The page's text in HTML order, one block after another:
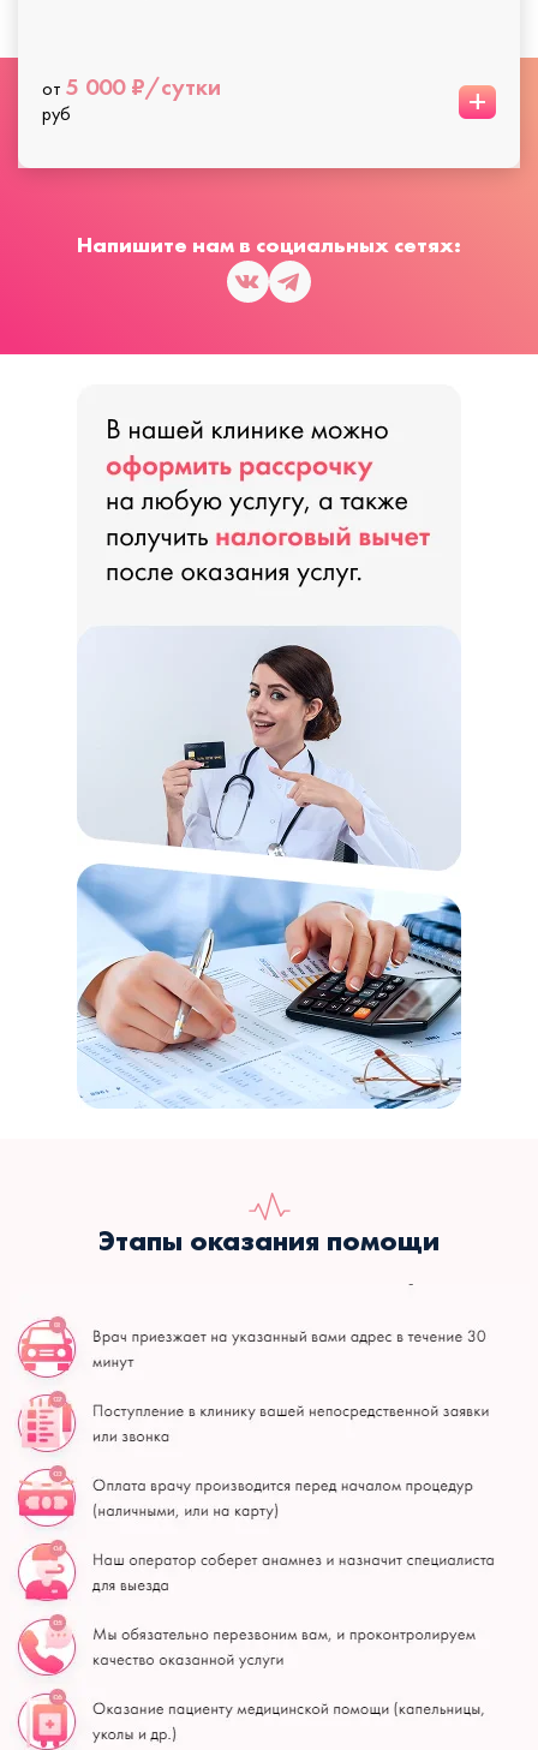
от 5 000 ₽/сутки
руб +
Напишите нам в социальных сетях:
Этапы оказания помощи